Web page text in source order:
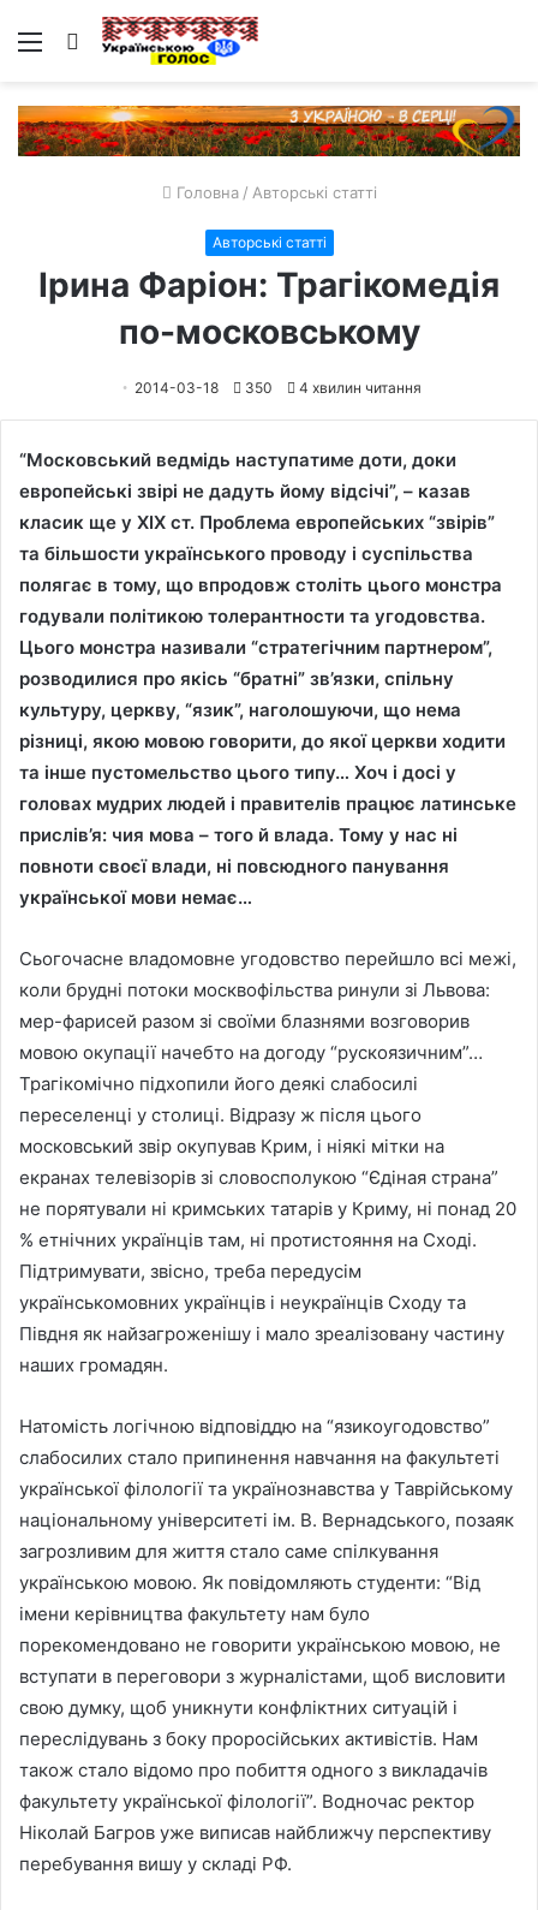
Меню Пошук
Головна / Авторські статті
Авторські статті
Ірина Фаріон: Трагікомедія
по-московському
2014-03-18 350 4 хвилин читання
“Московський ведмідь наступатиме доти, доки
европейські звірі не дадуть йому відсічі”, – казав
класик ще у ХIХ ст. Проблема европейських “звірів”
та більшости українського проводу і суспільства
полягає в тому, що впродовж століть цього монстра
годували політикою толерантности та угодовства.
Цього монстра називали “стратегічним партнером”,
розводилися про якісь “братні” зв’язки, спільну
культуру, церкву, “язик”, наголошуючи, що нема
різниці, якою мовою говорити, до якої церкви ходити
та інше пустомельство цього типу… Хоч і досі у
головах мудрих людей і правителів працює латинське
прислів’я: чия мова – того й влада. Тому у нас ні
повноти своєї влади, ні повсюдного панування
української мови немає…
Сьогочасне владомовне угодовство перейшло всі межі,
коли брудні потоки москвофільства ринули зі Львова:
мер-фарисей разом зі своїми блазнями возговорив
мовою окупації начебто на догоду “рускоязичним”…
Трагікомічно підхопили його деякі слабосилі
переселенці у столиці. Відразу ж після цього
московський звір окупував Крим, і ніякі мітки на
екранах телевізорів зі словосполукою “Єдіная страна”
не порятували ні кримських татарів у Криму, ні понад 20
% етнічних українців там, ні протистояння на Сході.
Підтримувати, звісно, треба передусім
українськомовних українців і неукраїнців Сходу та
Півдня як найзагроженішу і мало зреалізовану частину
наших громадян.
Натомість логічною відповіддю на “язикоугодовство”
слабосилих стало припинення навчання на факультеті
української філології та українознавства у Таврійському
національному університеті ім. В. Вернадського, позаяк
загрозливим для життя стало саме спілкування
українською мовою. Як повідомляють студенти: “Від
імени керівництва факультету нам було
порекомендовано не говорити українською мовою, не
вступати в переговори з журналістами, щоб висловити
свою думку, щоб уникнути конфліктних ситуацій і
переслідувань з боку проросійських активістів. Нам
також стало відомо про побиття одного з викладачів
факультету української філології”. Водночас ректор
Ніколай Багров уже виписав найближчу перспективу
перебування вишу у складі РФ.